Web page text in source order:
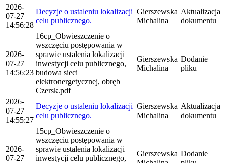
2026-
07-27
14:56:28
Decyzje o ustaleniu lokalizacji
celu publicznego.
Gierszewska
Michalina
Aktualizacja
dokumentu
2026-
07-27
14:56:23
16cp_Obwieszczenie o
wszczęciu postępowania w
sprawie ustalenia lokalizacji
inwestycji celu publicznego,
budowa sieci
elektronergetycznej, obręb
Czersk.pdf
Gierszewska
Michalina
Dodanie
pliku
2026-
07-27
14:55:27
Decyzje o ustaleniu lokalizacji
celu publicznego.
Gierszewska
Michalina
Aktualizacja
dokumentu
2026-
07-27
15cp_Obwieszczenie o
wszczęciu postępowania w
sprawie ustalenia lokalizacji
inwestycji celu publicznego,
Gierszewska Dodanie